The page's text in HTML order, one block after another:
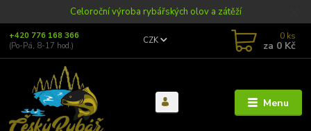
Celoroční výroba rybářských olov a zátěží
Menu
CZK
+420 776 168 366
(Po-Pá, 8-17 hod.)
0 ks
za 0 Kč